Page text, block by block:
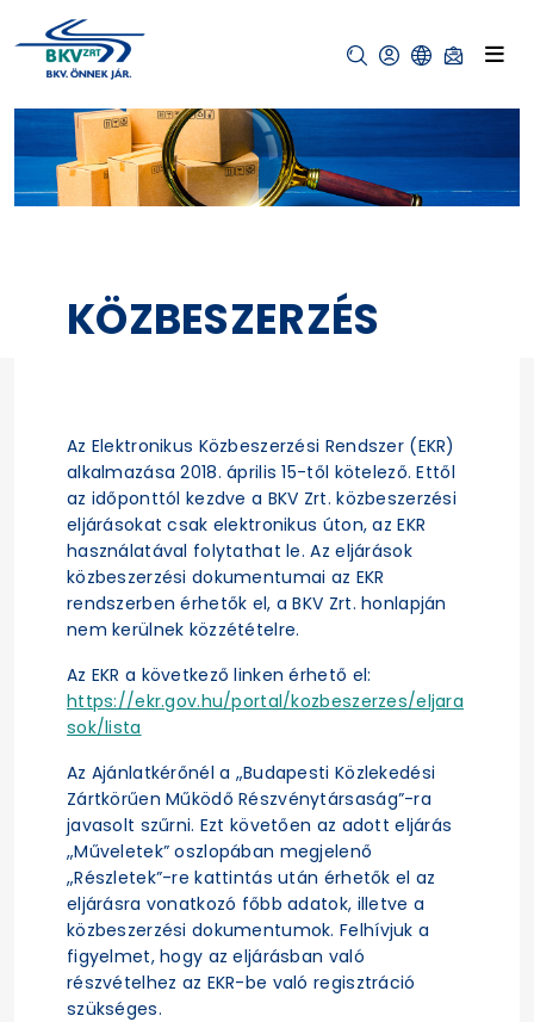
KÖZBESZERZÉS
Az Elektronikus Közbeszerzési Rendszer (EKR)
alkalmazása 2018. április 15-től kötelező. Ettől
az időponttól kezdve a BKV Zrt. közbeszerzési
eljárásokat csak elektronikus úton, az EKR
használatával folytathat le. Az eljárások
közbeszerzési dokumentumai az EKR
rendszerben érhetők el, a BKV Zrt. honlapján
nem kerülnek közzétételre.
Az EKR a következő linken érhető el:
https://ekr.gov.hu/portal/kozbeszerzes/eljara
sok/lista
Az Ajánlatkérőnél a „Budapesti Közlekedési
Zártkörűen Működő Részvénytársaság”-ra
javasolt szűrni. Ezt követően az adott eljárás
„Műveletek” oszlopában megjelenő
„Részletek”-re kattintás után érhetők el az
eljárásra vonatkozó főbb adatok, illetve a
közbeszerzési dokumentumok. Felhívjuk a
figyelmet, hogy az eljárásban való
részvételhez az EKR-be való regisztráció
szükséges.